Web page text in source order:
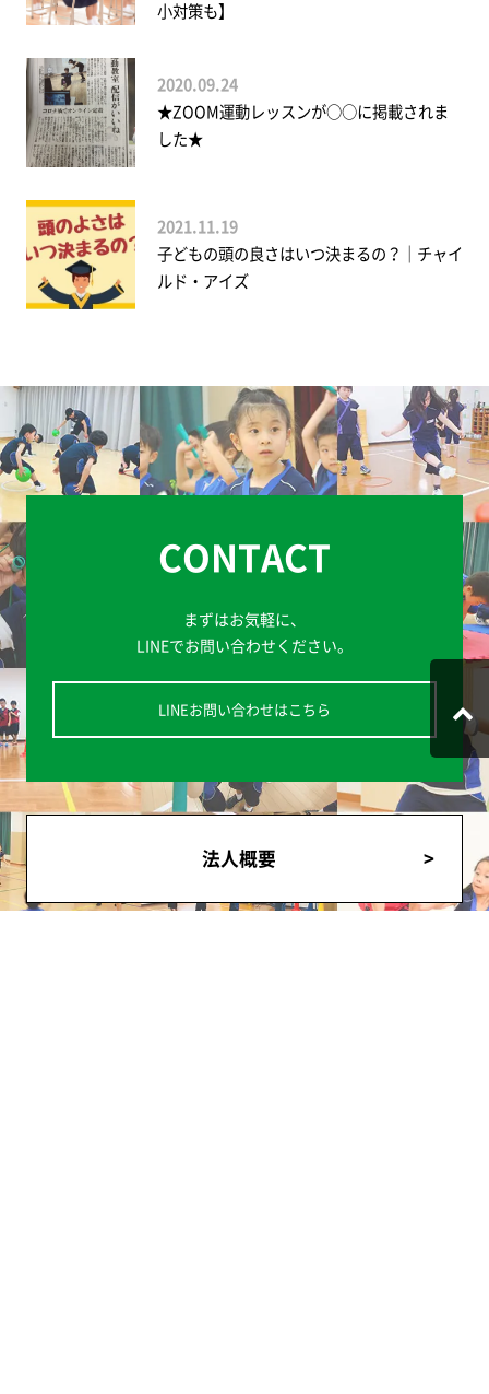
小対策も】
2020.09.24
★ZOOM運動レッスンが○○に掲載されま
した★
2021.11.19
子どもの頭の良さはいつ決まるの？｜チャイ
ルド・アイズ
CONTACT
まずはお気軽に、
LINEでお問い合わせください。
LINEお問い合わせはこちら
法人概要